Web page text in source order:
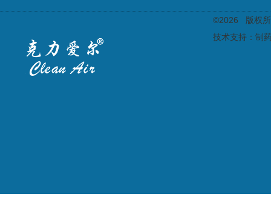
©2026 版权所
技术支持： 制